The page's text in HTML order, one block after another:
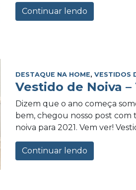
Continuar lendo
DESTAQUE NA HOME,VESTIDOS
Vestido de Noiva –
Dizem que o ano começa
bem, chegou nosso post com
noiva para 2021. Vem ver!
Continuar lendo